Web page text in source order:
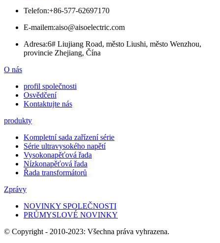
Telefon:+86-577-62697170
E-mailem:aiso@aisoelectric.com
Adresa:6# Liujiang Road, město Liushi, město Wenzhou,
provincie Zhejiang, Čína
O nás
profil společnosti
Osvědčení
Kontaktujte nás
produkty
Kompletní sada zařízení série
Série ultravysokého napětí
Vysokonapěťová řada
Nízkonapěťová řada
Řada transformátorů
Zprávy
NOVINKY SPOLEČNOSTI
PRŮMYSLOVÉ NOVINKY
© Copyright - 2010-2023: Všechna práva vyhrazena.